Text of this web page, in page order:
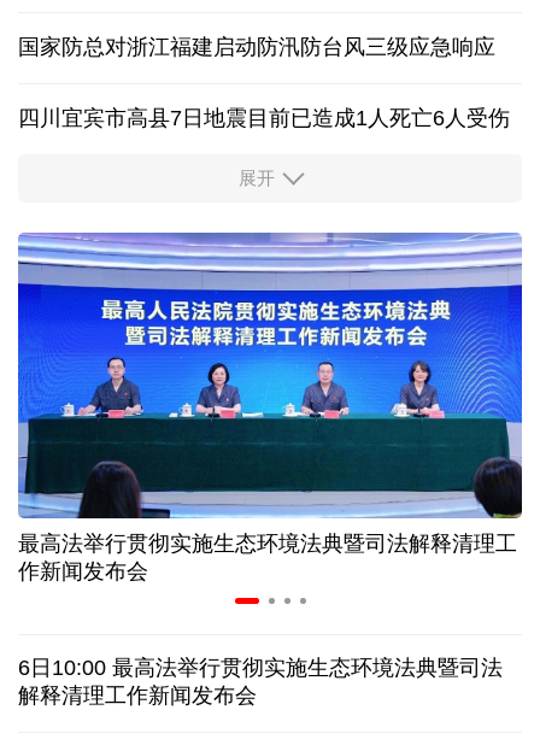
国家防总对浙江福建启动防汛防台风三级应急响应
四川宜宾市高县7日地震目前已造成1人死亡6人受伤
四个关键词解读中国经济韧性
球票撬动全城消费 赛事经济如何将"流量"变"增量"
第五届数贸会将首设Token专区 探索算力贸易新路径
北京：非京籍家庭购房社保个税缴纳年限下调为一年
近346亿元 广东电网交出上半年投资建设亮眼答卷
31省份上半年外贸成绩单出炉 见证产业提质跃迁
俄黑客称获取北约直接参与袭击俄领土的书面证据
展开
最高法举行贯彻实施生态环境法典暨司法解释清理工
作新闻发布会
6日10:00 最高法举行贯彻实施生态环境法典暨司法
解释清理工作新闻发布会